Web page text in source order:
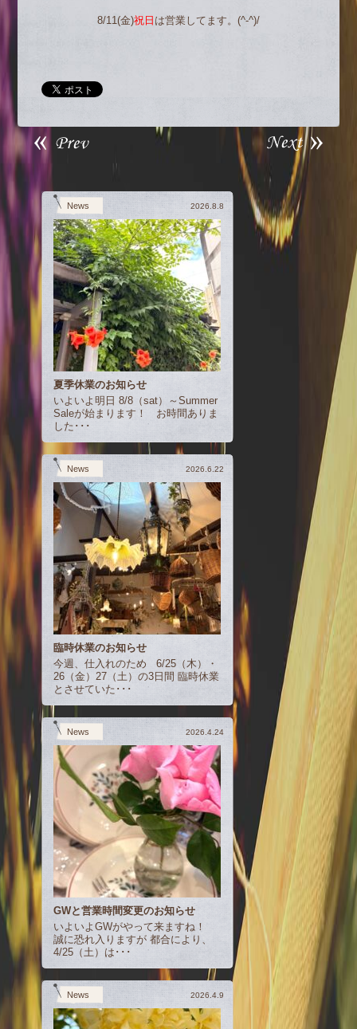
8/11(金)祝日 は営業してます。(^-^)/
News 2026.8.8
夏季休業のお知らせ
いよいよ明日 8/8（sat）～Summer
Saleが始まります！ お時間ありま
した･･･
News 2026.6.22
臨時休業のお知らせ
今週、仕入れのため 6/25（木）・
26（金）27（土）の3日間 臨時休業
とさせていた･･･
News 2026.4.24
GWと営業時間変更のお知らせ
いよいよGWがやって来ますね！
誠に恐れ入りますが 都合により、
4/25（土）は･･･
News 2026.4.9